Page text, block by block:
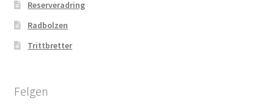
Reserveradring
Radbolzen
Trittbretter
Felgen